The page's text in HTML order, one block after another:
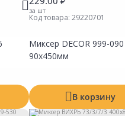
за шт
Код товара: 29220701
Миксер DECOR 999-090
90х450мм
В корзину